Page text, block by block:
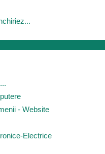
- Website
Electrice